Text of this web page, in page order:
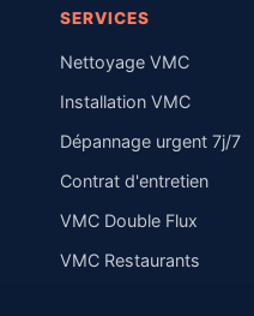
SERVICES
Nettoyage VMC
Installation VMC
Dépannage urgent 7j/7
Contrat d'entretien
VMC Double Flux
VMC Restaurants